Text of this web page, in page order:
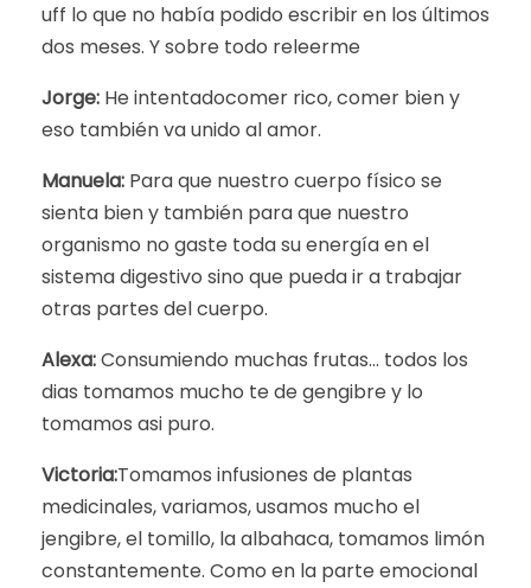
uff lo que no había podido escribir en los últimos
dos meses. Y sobre todo releerme
Jorge: He intentadocomer rico, comer bien y
eso también va unido al amor.
Manuela: Para que nuestro cuerpo físico se
sienta bien y también para que nuestro
organismo no gaste toda su energía en el
sistema digestivo sino que pueda ir a trabajar
otras partes del cuerpo.
Alexa:Consumiendo muchas frutas… todos los
dias tomamos mucho te de gengibre y lo
tomamos asi puro.
Victoria:Tomamos infusiones de plantas
medicinales, variamos, usamos mucho el
jengibre, el tomillo, la albahaca, tomamos limón
constantemente. Como en la parte emocional